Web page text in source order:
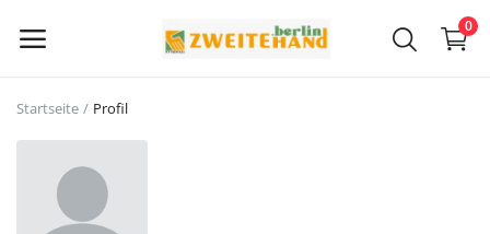
0
Hauptmenü
Startseite Profil